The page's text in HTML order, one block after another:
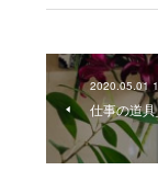
2020.05.01
仕事の道